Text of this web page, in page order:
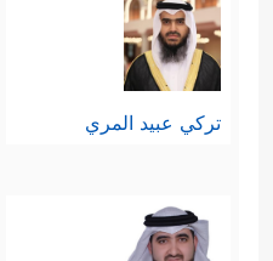
تركي عبيد المري